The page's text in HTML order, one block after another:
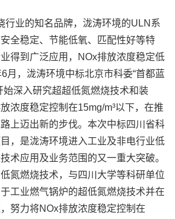
业的知名品牌，泷涛环境的ULN系
全稳定、节能低氧、匹配性好等特
得到广泛应用，NOx排放浓度稳定低
月，泷涛环境中标北京市科委“首都蓝
始深入研究超超低氮燃烧技术和装
浓度稳定控制在15mg/m³以下，在推
上迈出新的步伐。本次中标四川省科
，是泷涛环境进入工业及非电行业低
术应用及业务范围的又一重大突破。
氮燃烧技术，与四川大学等科研单位
工业燃气锅炉的超低氮燃烧技术并在
努力将NOx排放浓度稳定控制在